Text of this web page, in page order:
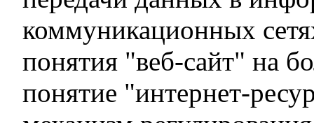
коммуникационных
понятия "веб-сайт" на
понятие "интернет-